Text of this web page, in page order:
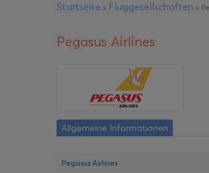
Startseite > Fluggesellschaften >
Pegasus Airlines
Allgemeine Informationen
Pegasus Airlines